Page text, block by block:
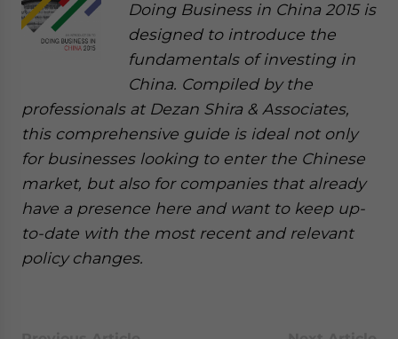
Doing Business in China 2015 is
designed to introduce the
fundamentals of investing in
China. Compiled by the
professionals at Dezan Shira & Associates,
this comprehensive guide is ideal not only
for businesses looking to enter the Chinese
market, but also for companies that already
have a presence here and want to keep up-
to-date with the most recent and relevant
policy changes.